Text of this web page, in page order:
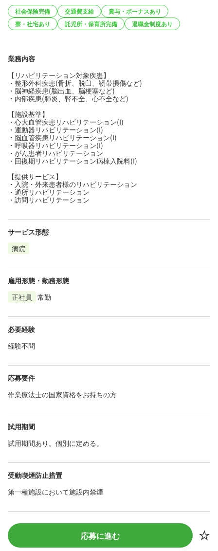
社会保険完備 交通費支給
賞与・ボーナスあり
寮・社宅あり
託児所・保育所完備 退職金制度あり
業務内容
【リハビリテーション対象疾患】
・整形外科疾患(骨折、脱臼、靭帯損傷など)
・脳神経疾患(脳出血、脳梗塞など)
・内部疾患(肺炎、腎不全、心不全など)
【施設基準】
・心大血管疾患リハビリテーション(I)
・運動器リハビリテーション(I)
・脳血管疾患リハビリテーション(I)
・呼吸器リハビリテーション(I)
・がん患者リハビリテーション
・回復期リハビリテーション病棟入院料(I)
【提供サービス】
・入院・外来患者様のリハビリテーション
・通所リハビリテーション
・訪問リハビリテーション
サービス形態
病院
雇用形態・勤務形態
正社員
常勤
必要経験
経験不問
応募要件
作業療法士の国家資格をお持ちの方
試用期間
試用期間あり。個別に定める。
受動喫煙防止措置
第一種施設において施設内禁煙
応募に進む